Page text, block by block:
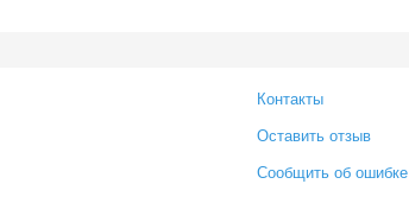
Контакты
Оставить отзыв
Сообщить об ошибке